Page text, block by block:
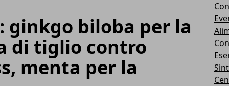
ginkgo biloba per la
di tiglio contro
menta per la